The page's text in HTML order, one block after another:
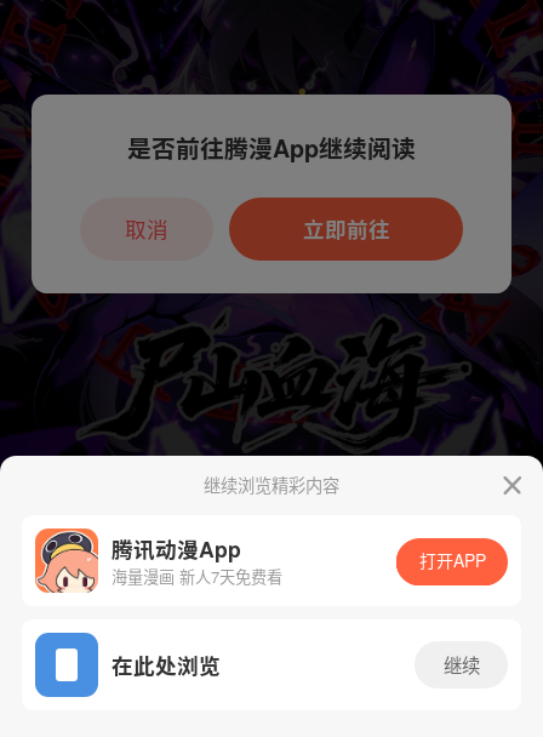
App免费看
下一话 腾漫App免费看
继续浏览精彩内容
腾讯动漫App
海量漫画 新人7天免费看
打开APP
在此处浏览 继续
本章节仅支持App阅读，可打开App新用
户7天免费看
是否前往腾漫App继续阅读
立即前往
取消